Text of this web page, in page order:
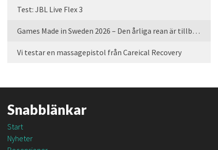
Test: JBL Live Flex 3
Games Made in Sweden 2026 – Den årliga rean är tillbaka
Vi testar en massagepistol från Careical Recovery
Snabblänkar
Start
Nyheter